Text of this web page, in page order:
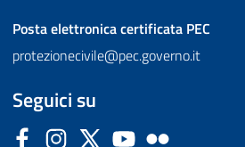
Posta elettronica certificata PEC
protezionecivile@pec.governo.it
Seguici su
FacebookInstagram
Twitter YouTube